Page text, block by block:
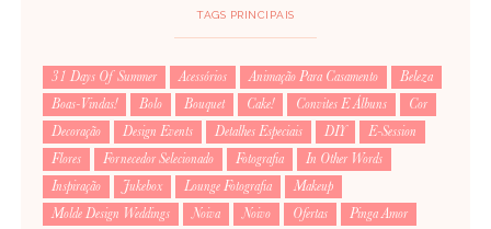
TAGS PRINCIPAIS
31 Days Of Summer Acessórios Animação Para Casamento
Beleza
Boas-Vindas!
Bolo Bouquet Cake! Convites E Álbuns
Cor
Decoração
Design Events Detalhes Especiais DIY
E-Session
Flores
Fornecedor Selecionado Fotografia
In Other Words
Inspiração
Jukebox Lounge Fotografia
Makeup
Molde Design Weddings
Noiva Noivo Ofertas
Pinga Amor